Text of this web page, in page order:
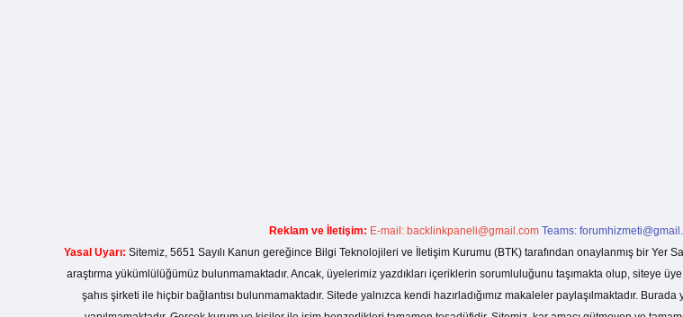
Reklam ve İletişim: E-mail: backlinkpaneli@gmail.com Teams:
Yasal Uyarı: Sitemiz, 5651 Sayılı Kanun gereğince Bilgi Teknolojileri ve İletişim Kurumu (BTK) tarafından onaylanmış bir
araştırma yükümlülüğümüz bulunmamaktadır. Ancak, üyelerimiz yazdıkları içeriklerin sorumluluğunu taşımakta olup, siteye
şahıs şirketi ile hiçbir bağlantısı bulunmamaktadır. Sitede yalnızca kendi hazırladığımız makaleler paylaşılmaktadır.